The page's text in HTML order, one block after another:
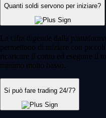
Quanti soldi servono per iniziare?
La cifra dipende dalla
permettono di iniziare con
ricaricare il conto ed eseguire il
minimo molto basso.
Si può fare trading 24/7?